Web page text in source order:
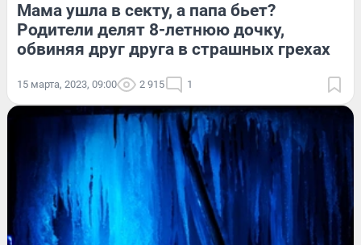
Мама ушла в секту, а папа бьет?
Родители делят 8-летнюю дочку,
обвиняя друг друга в страшных грехах
15 марта, 2023, 09:00 2 915 1